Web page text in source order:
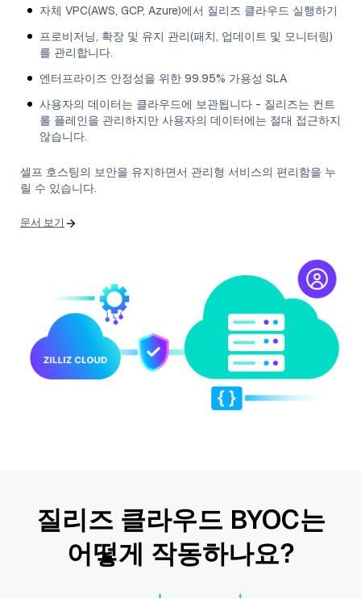
자체 VPC(AWS, GCP, Azure)에서 질리즈 클라우드 실행하기
프로비저닝, 확장 및 유지 관리(패치, 업데이트 및 모니터링)
를 관리합니다.
엔터프라이즈 안정성을 위한 99.95% 가용성 SLA
사용자의 데이터는 클라우드에 보관됩니다 - 질리즈는 컨트
롤 플레인을 관리하지만 사용자의 데이터에는 절대 접근하지
않습니다.
셀프 호스팅의 보안을 유지하면서 관리형 서비스의 편리함을 누
릴 수 있습니다.
문서 보기
질리즈 클라우드 BYOC는
어떻게 작동하나요?